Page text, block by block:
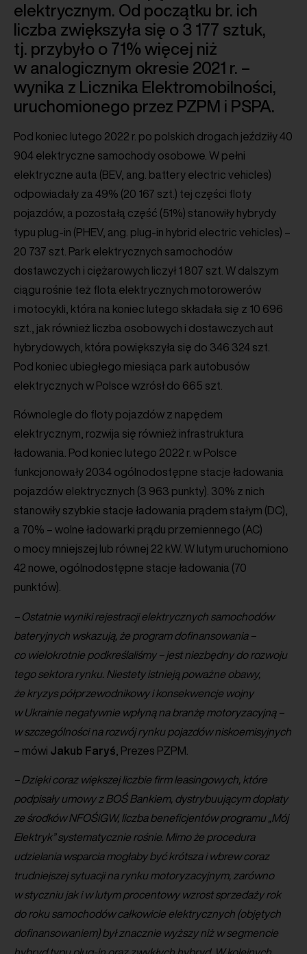
elektrycznym. Od początku br. ich
liczba zwiększyła się o 3 177 sztuk,
tj. przybyło o 71% więcej niż
w analogicznym okresie 2021 r. –
wynika z Licznika Elektromobilności,
uruchomionego przez PZPM i PSPA.
Pod koniec lutego 2022 r. po polskich drogach jeździły 40
904 elektryczne samochody osobowe. W pełni
elektryczne auta (BEV, ang. battery electric vehicles)
odpowiadały za 49% (20 167 szt.) tej części floty
pojazdów, a pozostałą część (51%) stanowiły hybrydy
typu plug-in (PHEV, ang. plug-in hybrid electric vehicles) –
20 737 szt. Park elektrycznych samochodów
dostawczych i ciężarowych liczył 1 807 szt. W dalszym
ciągu rośnie też flota elektrycznych motorowerów
i motocykli, która na koniec lutego składała się z 10 696
szt., jak również liczba osobowych i dostawczych aut
hybrydowych, która powiększyła się do 346 324 szt.
Pod koniec ubiegłego miesiąca park autobusów
elektrycznych w Polsce wzrósł do 665 szt.
Równolegle do floty pojazdów z napędem
elektrycznym, rozwija się również infrastruktura
ładowania. Pod koniec lutego 2022 r. w Polsce
funkcjonowały 2034 ogólnodostępne stacje ładowania
pojazdów elektrycznych (3 963 punkty). 30% z nich
stanowiły szybkie stacje ładowania prądem stałym (DC),
a 70% – wolne ładowarki prądu przemiennego (AC)
o mocy mniejszej lub równej 22 kW. W lutym uruchomiono
42 nowe, ogólnodostępne stacje ładowania (70
punktów).
– Ostatnie wyniki rejestracji elektrycznych samochodów
bateryjnych wskazują, że program dofinansowania –
co wielokrotnie podkreślaliśmy – jest niezbędny do rozwoju
tego sektora rynku. Niestety istnieją poważne obawy,
że kryzys półprzewodnikowy i konsekwencje wojny
w Ukrainie negatywnie wpłyną na branżę motoryzacyjną –
w szczególności na rozwój rynku pojazdów niskoemisyjnych
– mówi Jakub Faryś , Prezes PZPM.
– Dzięki coraz większej liczbie firm leasingowych, które
podpisały umowy z BOŚ Bankiem, dystrybuującym dopłaty
ze środków NFOŚiGW, liczba beneficjentów programu „Mój
Elektryk” systematycznie rośnie. Mimo że procedura
udzielania wsparcia mogłaby być krótsza i wbrew coraz
trudniejszej sytuacji na rynku motoryzacyjnym, zarówno
w styczniu jak i w lutym procentowy wzrost sprzedaży rok
do roku samochodów całkowicie elektrycznych (objętych
dofinansowaniem) był znacznie wyższy niż w segmencie